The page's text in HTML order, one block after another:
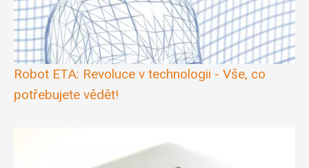
Robot ETA: Revoluce v technologii - Vše, co
potřebujete vědět!